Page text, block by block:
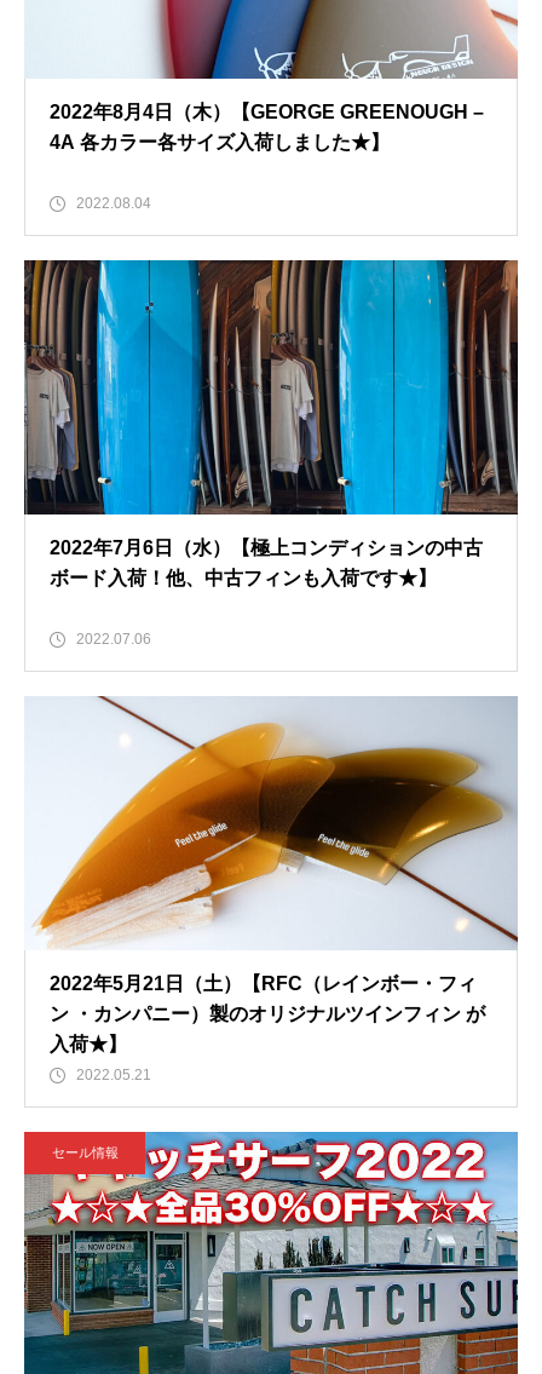
2022年8月4日（木）【GEORGE GREENOUGH –
4A 各カラー各サイズ入荷しました★】
2022.08.04
2022年7月6日（水）【極上コンディションの中古
ボード入荷！他、中古フィンも入荷です★】
2022.07.06
2022年5月21日（土）【RFC（レインボー・フィ
ン ・カンパニー）製のオリジナルツインフィン が
入荷★】
2022.05.21
セール情報